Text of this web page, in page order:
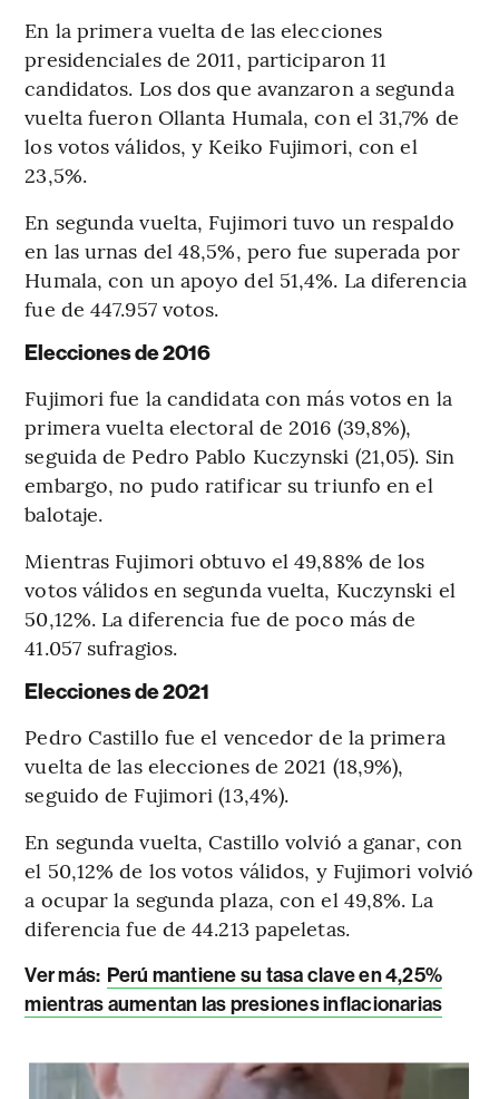
En la primera vuelta de las elecciones
presidenciales de 2011, participaron 11
candidatos. Los dos que avanzaron a segunda
vuelta fueron Ollanta Humala, con el 31,7% de
los votos válidos, y Keiko Fujimori, con el
23,5%.
En segunda vuelta, Fujimori tuvo un respaldo
en las urnas del 48,5%, pero fue superada por
Humala, con un apoyo del 51,4%. La diferencia
fue de 447.957 votos.
Elecciones de 2016
Fujimori fue la candidata con más votos en la
primera vuelta electoral de 2016 (39,8%),
seguida de Pedro Pablo Kuczynski (21,05). Sin
embargo, no pudo ratificar su triunfo en el
balotaje.
Mientras Fujimori obtuvo el 49,88% de los
votos válidos en segunda vuelta, Kuczynski el
50,12%. La diferencia fue de poco más de
41.057 sufragios.
Elecciones de 2021
Pedro Castillo fue el vencedor de la primera
vuelta de las elecciones de 2021 (18,9%),
seguido de Fujimori (13,4%).
En segunda vuelta, Castillo volvió a ganar, con
el 50,12% de los votos válidos, y Fujimori volvió
a ocupar la segunda plaza, con el 49,8%. La
diferencia fue de 44.213 papeletas.
Ver más: Perú mantiene su tasa clave en 4,25%
mientras aumentan las presiones inflacionarias